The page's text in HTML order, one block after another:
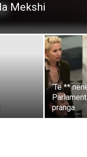
Mekshi
‘Të **
pranga